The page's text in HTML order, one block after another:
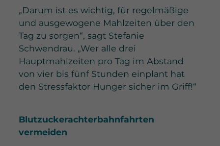
„Darum ist es wichtig, für regelmäßige
und ausgewogene Mahlzeiten über den
Tag zu sorgen“, sagt Stefanie
Schwendrau. „Wer alle drei
Hauptmahlzeiten pro Tag im Abstand
von vier bis fünf Stunden einplant hat
den Stressfaktor Hunger sicher im Griff!“
Blutzuckerachterbahnfahrten
vermeiden